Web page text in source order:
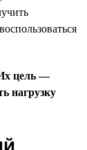
цель —
нагрузку